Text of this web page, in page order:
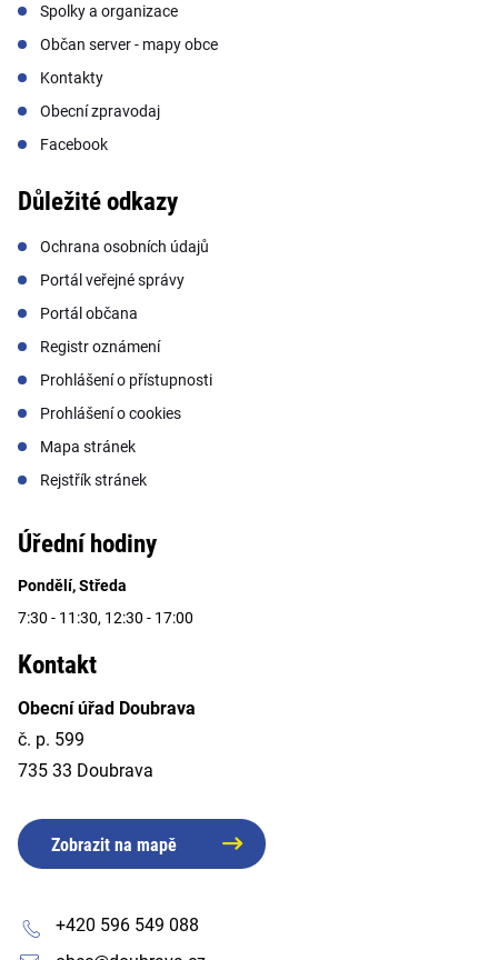
Spolky a organizace
Občan server - mapy obce
Kontakty
Obecní zpravodaj
Facebook
Důležité odkazy
Ochrana osobních údajů
Portál veřejné správy
Portál občana
Registr oznámení
Prohlášení o přístupnosti
Prohlášení o cookies
Mapa stránek
Rejstřík stránek
Úřední hodiny
Pondělí, Středa
7:30 - 11:30, 12:30 - 17:00
Kontakt
Obecní úřad Doubrava
č. p. 599
735 33 Doubrava
Zobrazit na mapě
+420 596 549 088